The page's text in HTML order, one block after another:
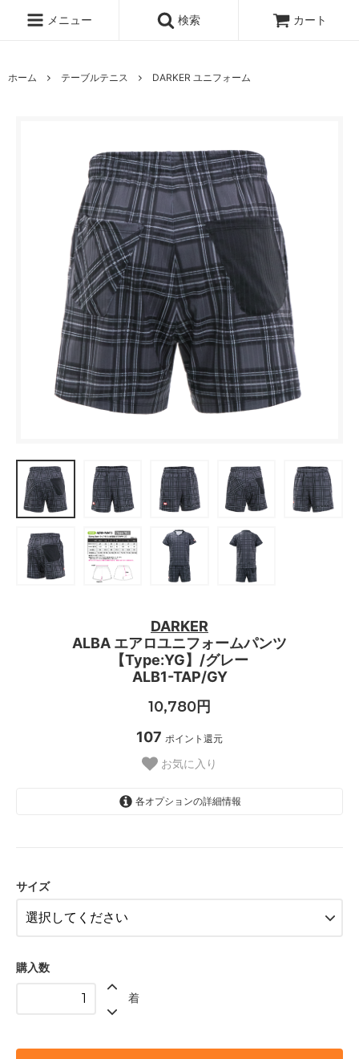
メニュー 検索 カート
ホーム テーブルテニス DARKER ユニフォーム
DARKER
ALBA エアロユニフォームパンツ
【Type:YG】/グレー
ALB1-TAP/GY
10,780円
107 ポイント還元
お気に入り
各オプションの詳細情報
サイズ
購入数
着